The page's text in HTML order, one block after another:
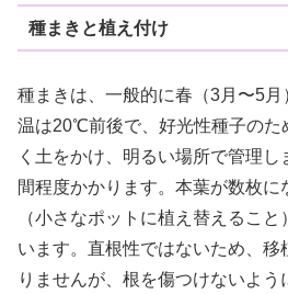
種まきと植え付け
種まきは、一般的に春（3月〜5
温は20℃前後で、好光性種子のた
く土をかけ、明るい場所で管理し
間程度かかります。本葉が数枚
（小さなポットに植え替えるこ
います。直根性ではないため、移
りませんが、根を傷つけないよう